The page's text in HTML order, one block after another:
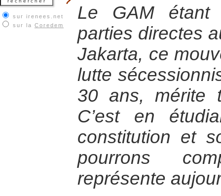
sur irenees.net
sur la Coredem
Le GAM étant
parties directes
Jakarta, ce
lutte
30 ans, mérite
C’est en
constitution et
pourrons
représente